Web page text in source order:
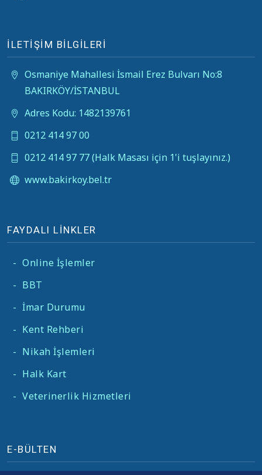
İLETİŞİM BİLGİLERİ
Osmaniye Mahallesi İsmail Erez Bulvarı No:8
BAKIRKÖY/İSTANBUL
Adres Kodu: 1482139761
0212 414 97 00
0212 414 97 77 (Halk Masası için 1'i tuşlayınız.)
www.bakirkoy.bel.tr
FAYDALI LİNKLER
- Online İşlemler
- BBT
- İmar Durumu
- Kent Rehberi
- Nikah İşlemleri
- Halk Kart
- Veterinerlik Hizmetleri
E-BÜLTEN